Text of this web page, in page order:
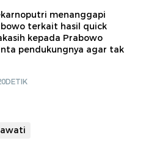
menanggapi
terkait hasil quick
kepada Prabowo
pendukungnya agar tak